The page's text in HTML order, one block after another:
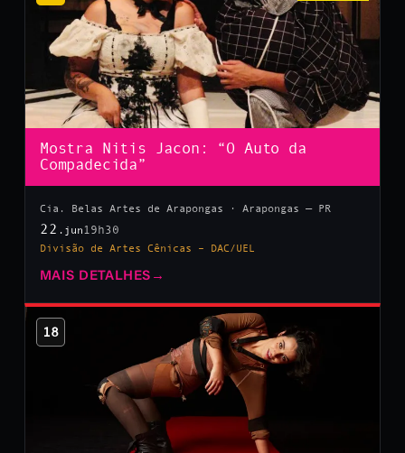
Mostra Nitis Jacon: “O Auto da
Compadecida”
Cia. Belas Artes de Arapongas · Arapongas — PR
22 .jun 19h30
Divisão de Artes Cênicas – DAC/UEL
MAIS DETALHES →
18